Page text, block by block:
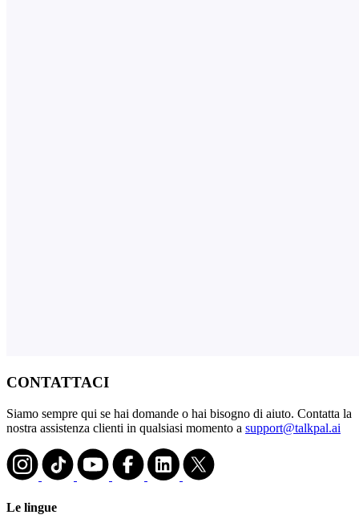
CONTATTACI
Siamo sempre qui se hai domande o hai bisogno di aiuto. Contatta la
nostra assistenza clienti in qualsiasi momento a support@talkpal.ai
Le lingue